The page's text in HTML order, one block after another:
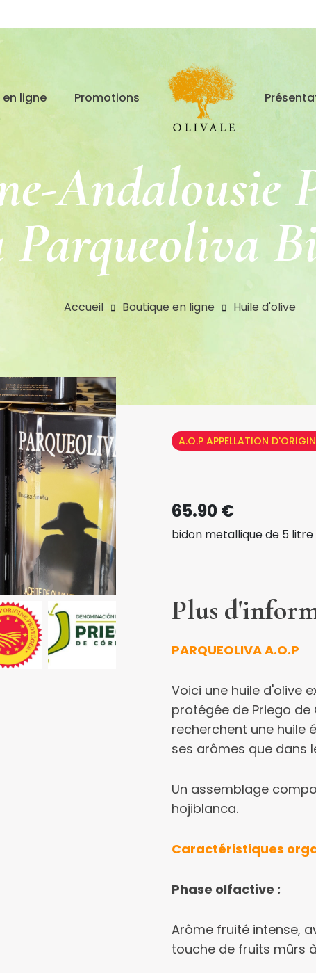
ligne Promotions
Andalousie
Parqueoliva
Accueil Boutique en ligne Huile d'olive
A.O.P APPELLATION
65.90 €
bidon metallique de 5 litre
Plus
PARQUEOLIVA A.O.P
Voici une huile d'olive
protégée de Priego
recherchent une huile
ses arômes que dans
Un assemblage
hojiblanca.
Caractéristiques
Phase olfactive :
Arôme fruité intense,
touche de fruits mûrs